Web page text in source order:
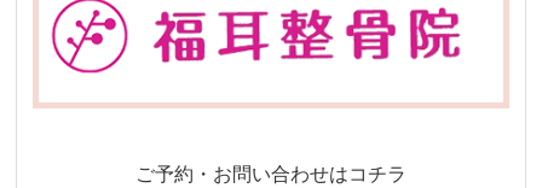
ご予約・お問い合わせはコチラ